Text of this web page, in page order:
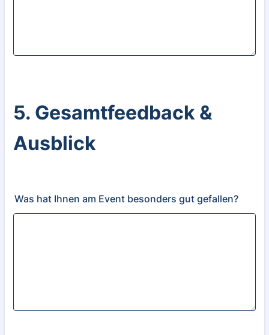
5. Gesamtfeedback &
Ausblick
Was hat Ihnen am Event besonders gut gefallen?